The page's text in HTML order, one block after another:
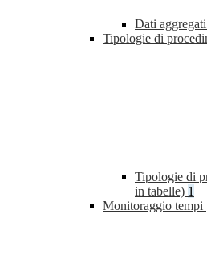
Dati
Tipologie di
Tipologie di
in tabelle) 1
Monitoraggio tempi